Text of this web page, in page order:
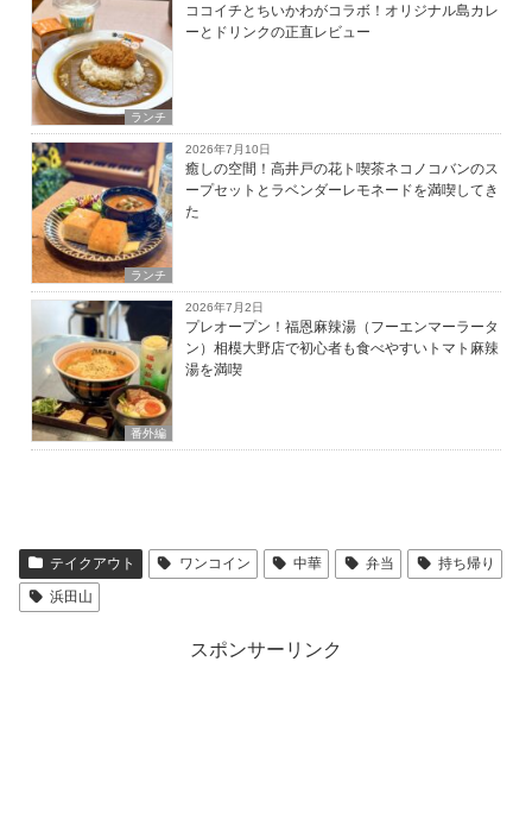
ランチ
ココイチとちいかわがコラボ！オリジナル島カレ
ーとドリンクの正直レビュー
ランチ
2026年7月10日
癒しの空間！高井戸の花ト喫茶ネコノコバンのス
ープセットとラベンダーレモネードを満喫してき
た
番外編
2026年7月2日
プレオープン！福恩麻辣湯（フーエンマーラータ
ン）相模大野店で初心者も食べやすいトマト麻辣
湯を満喫
テイクアウト ワンコイン 中華 弁当
持ち帰り
浜田山
スポンサーリンク